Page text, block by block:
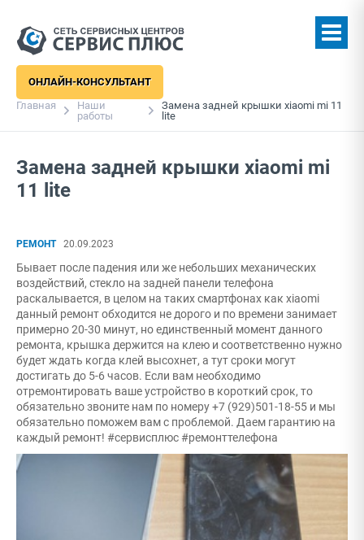
ОНЛАЙН-КОНСУЛЬТАНТ
Главная
Наши
работы
Замена задней крышки xiaomi mi 11
lite
Замена задней крышки xiaomi mi
11 lite
РЕМОНТ 20.09.2023
Бывает после падения или же небольших механических
воздействий, стекло на задней панели телефона
раскалывается, в целом на таких смартфонах как xiaomi
данный ремонт обходится не дорого и по времени занимает
примерно 20-30 минут, но единственный момент данного
ремонта, крышка держится на клею и соответственно нужно
будет ждать когда клей высохнет, а тут сроки могут
достигать до 5-6 часов. Если вам необходимо
отремонтировать ваше устройство в короткий срок, то
обязательно звоните нам по номеру +7 (929)501-18-55 и мы
обязательно поможем вам с проблемой. Даем гарантию на
каждый ремонт! #сервисплюс #ремонттелефона